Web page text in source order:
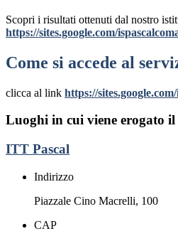
Scopri i risultati ottenuti dal nostro
https://sites.google.com/
Come si accede al
clicca al link https://
Luoghi in cui viene erogato il
ITT Pascal
Indirizzo
Piazzale Cino Macrelli, 100
CAP